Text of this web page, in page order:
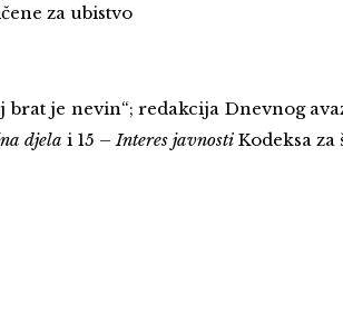
za ubistvo
je nevin“; redakcija Dnevnog
djela i 15 –Interes javnosti Kodeksa